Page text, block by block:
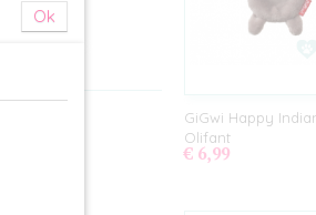
GiGwi Happy
Olifant
€ 6,99
Ok